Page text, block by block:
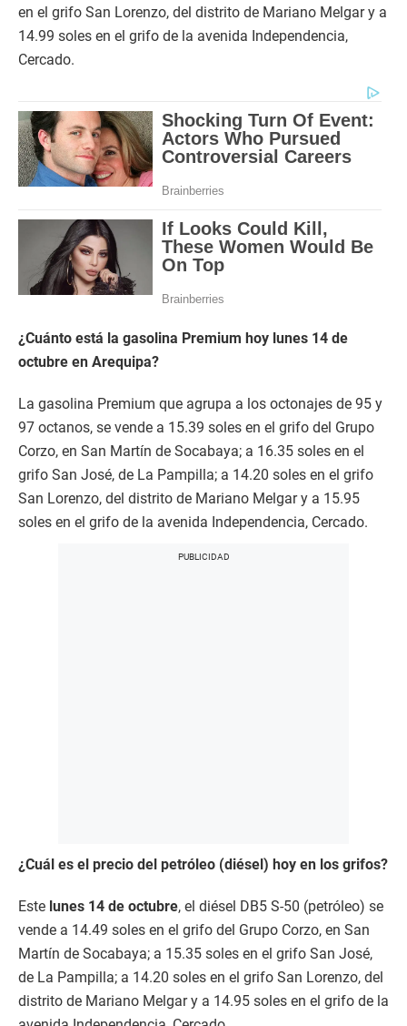
en el grifo San Lorenzo, del distrito de Mariano Melgar y a
14.99 soles en el grifo de la avenida Independencia,
Cercado.
¿Cuánto está la gasolina Premium hoy lunes 14 de
octubre en Arequipa?
La gasolina Premium que agrupa a los octonajes de 95 y
97 octanos, se vende a 15.39 soles en el grifo del Grupo
Corzo, en San Martín de Socabaya; a 16.35 soles en el
grifo San José, de La Pampilla; a 14.20 soles en el grifo
San Lorenzo, del distrito de Mariano Melgar y a 15.95
soles en el grifo de la avenida Independencia, Cercado.
¿Cuál es el precio del petróleo (diésel) hoy en los grifos?
Este lunes 14 de octubre, el diésel DB5 S-50 (petróleo) se
vende a 14.49 soles en el grifo del Grupo Corzo, en San
Martín de Socabaya; a 15.35 soles en el grifo San José,
de La Pampilla; a 14.20 soles en el grifo San Lorenzo, del
distrito de Mariano Melgar y a 14.95 soles en el grifo de la